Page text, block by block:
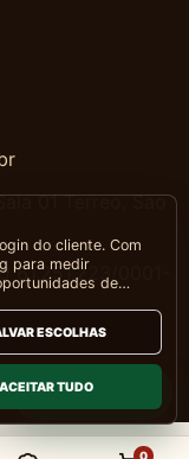
01 Terreo, Sao
61.251.223/0001-
WhatsApp
0
do cliente. Com
de
ESCOLHAS
ACEITAR TUDO